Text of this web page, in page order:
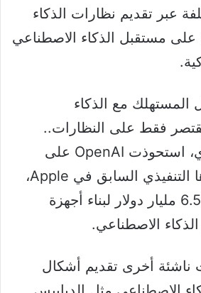
عبر تقديم نظارات الذكاء
مستقبل الذكاء الاصطناعي
مع الذكاء
فقط على النظارات..
فخلال العام الجاري، استحوذت OpenAI على
شركة ناشئة يديرها التنفيذي السابق في Apple،
جوني إيف، مقابل 6.5 مليار دولار لبناء أجهزة
الاصطناعي.
أخرى تقديم أشكال